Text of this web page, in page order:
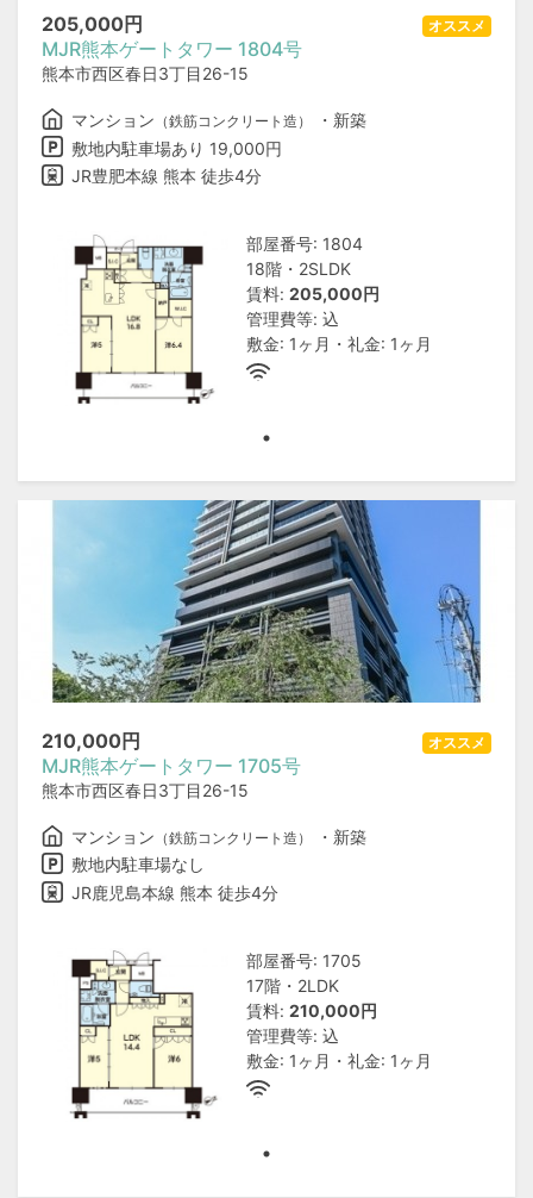
205,000円
MJR熊本ゲートタワー 1804号
熊本市西区春日3丁目26-15
オススメ
マンション （鉄筋コンクリート造）
・新築
敷地内駐車場あり 19,000円
JR豊肥本線 熊本 徒歩4分
部屋番号: 1804
18階・2SLDK
賃料: 205,000円
管理費等: 込
敷金: 1ヶ月・礼金: 1ヶ月
210,000円
MJR熊本ゲートタワー 1705号
熊本市西区春日3丁目26-15
オススメ
マンション （鉄筋コンクリート造）
・新築
敷地内駐車場なし
JR鹿児島本線 熊本 徒歩4分
部屋番号: 1705
17階・2LDK
賃料: 210,000円
管理費等: 込
敷金: 1ヶ月・礼金: 1ヶ月